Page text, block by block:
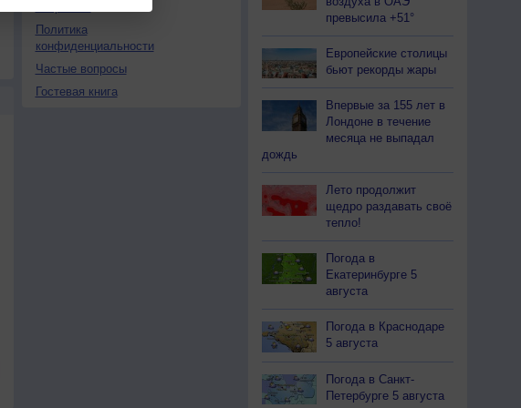
Политика
конфиденциальности
Частые вопросы
Гостевая книга
превысила +51°
Европейские столицы
бьют рекорды жары
Впервые за 155 лет в
Лондоне в течение
месяца не выпадал
дождь
Лето продолжит
щедро раздавать своё
тепло!
Погода в
Екатеринбурге 5
августа
Погода в Краснодаре
5 августа
Погода в Санкт-
Петербурге 5 августа